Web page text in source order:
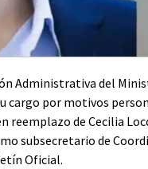
Administrativa del
cargo por motivos
reemplazo de Cecilia
subsecretario de
Oficial.